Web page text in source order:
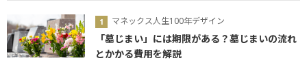
マネックス人生100年デザイン
「墓じまい」には期限がある？墓じまいの流れ
とかかる費用を解説